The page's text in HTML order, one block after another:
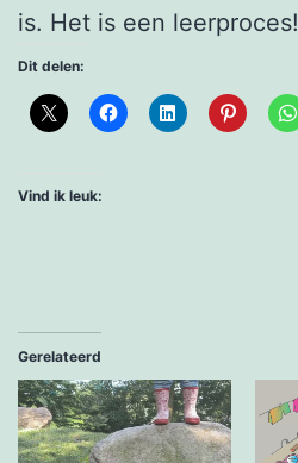
is. Het is een leerproces!
Dit delen:
Vind ik leuk:
Gerelateerd